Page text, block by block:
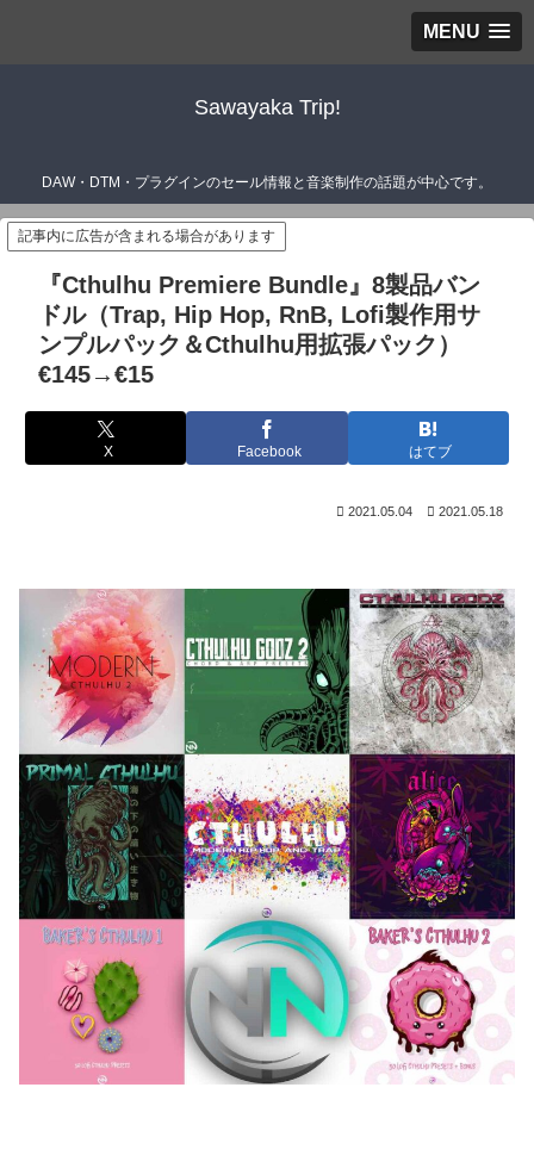
MENU
Sawayaka Trip!
DAW・DTM・プラグインのセール情報と音楽制作の話題が中心です。
記事内に広告が含まれる場合があります
『Cthulhu Premiere Bundle』8製品バン
ドル（Trap, Hip Hop, RnB, Lofi製作用サ
ンプルパック＆Cthulhu用拡張パック）
€145→€15
X Facebook はてブ
2021.05.04 2021.05.18